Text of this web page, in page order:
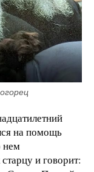
на помощь
нем
и говорит: